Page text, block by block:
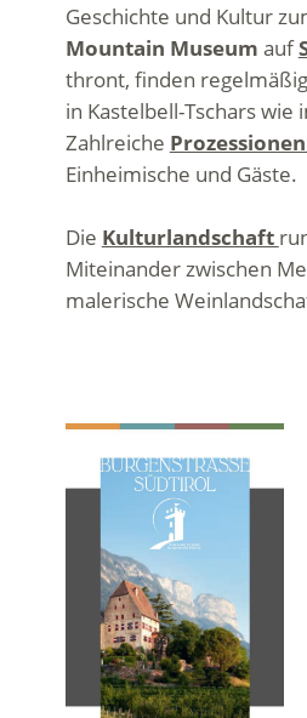
Geschichte und Kultur
Mountain Museum auf
thront, finden
in Kastelbell-Tschars wie
Zahlreiche Prozessionen
Einheimische und Gäste.
Die Kulturlandschaft
Miteinander zwischen
malerische